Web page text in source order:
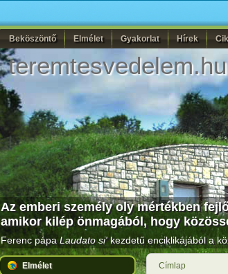
Beköszöntő Elmélet Gyakorlat Hírek
teremtesvedelem.hu
Az emberi személy oly mértékben
amikor kilép önmagából, hogy
Ferenc pápaLaudato si'kezdetű enciklikájából a
Elmélet Címlap